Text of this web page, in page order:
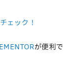
ェック！
が便利で